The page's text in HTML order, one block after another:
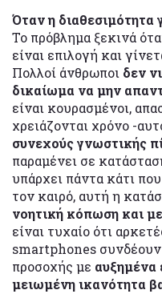
Όταν η διαθεσιμότητα
Το πρόβλημα ξεκινά
είναι επιλογή και
Πολλοί άνθρωποι δεν
δικαίωμα να μην
είναι κουρασμένοι,
χρειάζονται χρόνο -
συνεχούς γνωστικής
παραμένει σε
υπάρχει πάντα κάτι
τον καιρό, αυτή η
νοητική κόπωση και
είναι τυχαίο ότι
smartphones
προσοχής με αυξημένα
μειωμένη ικανότητα